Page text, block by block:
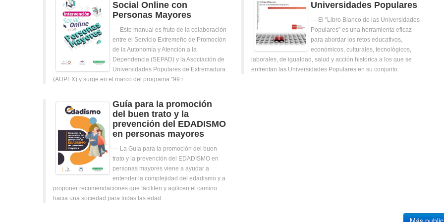
Social Online con
Personas Mayores
Este manual es fruto de la colaboración
entre el Servicio Extremeño de Promoción
de la Autonomía y Atención a la
Dependencia (SEPAD) y la Asociación de
Universidades Populares de Extremadura
(AUPEX) y surge en el marco del programa "99 r
Universidades Populares
El "Libro Blanco de las Universidades
Populares" es una herramienta eficaz
para abordar los retos educativos,
económicos, culturales, tecnológicos,
laborales, de igualdad, salud y acción histórica a los que se
enfrentan las Universidades Populares en su conjunto.
Guía para la promoción
del buen trato y la
prevención del EDADISMO
en personas mayores
La Guía para la promoción del buen
trato y la prevención del EDADISMO en
personas mayores viene a ayudar a
entender la complejidad del edadismo y a
proponer recomendaciones que faciliten y agilicen el camino
hacia una sociedad para todas las edad